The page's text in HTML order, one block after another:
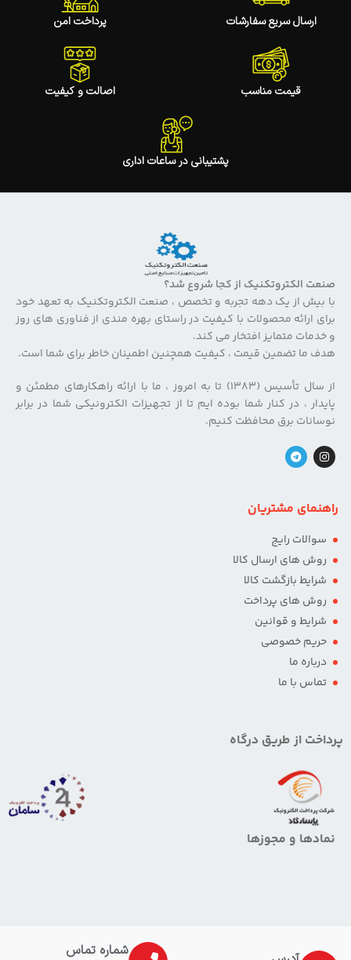
ارسال سریع سفارشات پرداخت امن
قیمت مناسب اصالت و کیفیت
پشتیبانی در ساعات اداری
صنعت الکتروتکنیک از کجا شروع شد؟
با بیش از یک دهه تجربه و تخصص ، صنعت الکتروتکنیک به تعهد خود
برای ارائه محصولات با کیفیت در راستای بهره مندی از فناوری های روز
و خدمات متمایز افتخار می کند.
هدف ما تضمین قیمت ، کیفیت همچنین اطمینان خاطر برای شما است.
از سال تأسیس (۱۳۸۳) تا به امروز ، ما با ارائه راهکارهای مطمئن و
پایدار ، در کنار شما بوده ایم تا از تجهیزات الکترونیکی شما در برابر
نوسانات برق محافظت کنیم.
راهنمای مشتریان
سوالات رایج
روش های ارسال کالا
شرایط بازگشت کالا
روش های پرداخت
شرایط و قوانین
حریم خصوصی
درباره ما
تماس با ما
پرداخت از طریق درگاه
نمادها و مجوزها
شماره تماس